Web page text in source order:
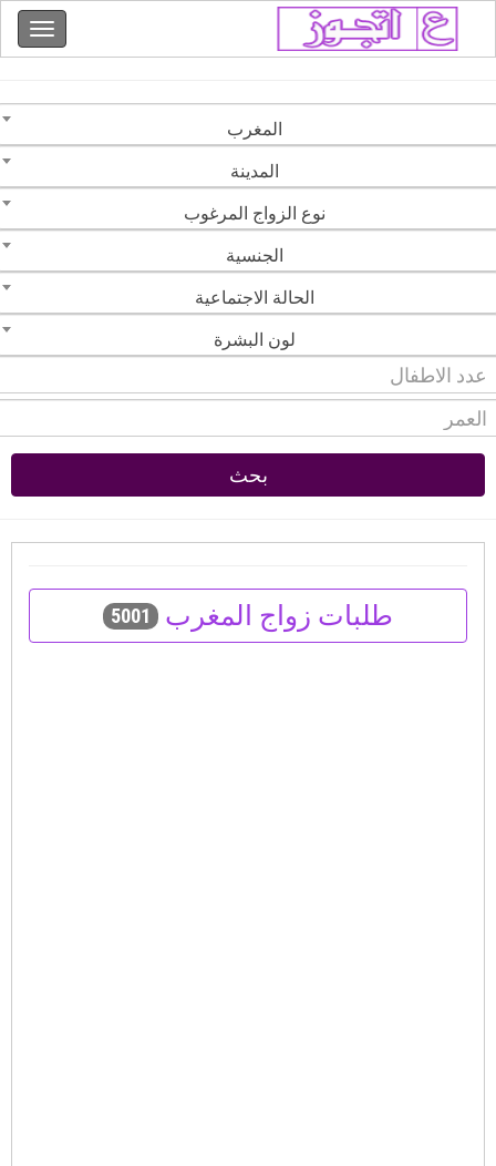
المغرب
المدينة
نوع الزواج المرغوب
الجنسية
الحالة الاجتماعية
لون البشرة
بحث
طلبات زواج المغرب 5001